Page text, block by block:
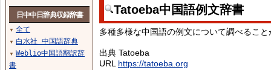
Tatoeba中国語例文辞書
多種多様な中国語の例文について調べるこ
出典 Tatoeba
URL https://tatoeba.org
日中中日辞典収録辞書
▼ 全て
▼ 白水社 中国語辞典
▼ Weblio中国語翻訳辞
書